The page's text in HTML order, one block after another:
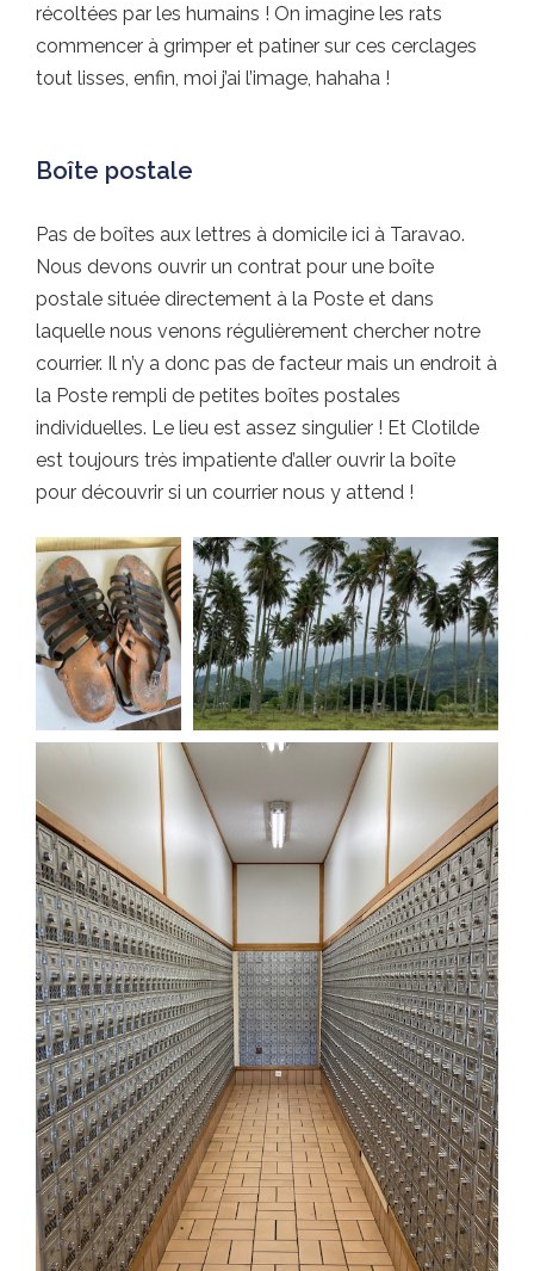
récoltées par les humains ! On imagine les rats
commencer à grimper et patiner sur ces cerclages
tout lisses, enfin, moi j’ai l’image, hahaha !
Boîte postale
Pas de boîtes aux lettres à domicile ici à Taravao.
Nous devons ouvrir un contrat pour une boîte
postale située directement à la Poste et dans
laquelle nous venons régulièrement chercher notre
courrier. Il n’y a donc pas de facteur mais un endroit à
la Poste rempli de petites boîtes postales
individuelles. Le lieu est assez singulier ! Et Clotilde
est toujours très impatiente d’aller ouvrir la boîte
pour découvrir si un courrier nous y attend !